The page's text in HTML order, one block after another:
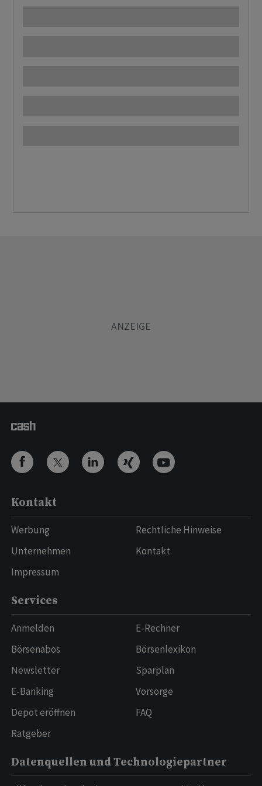
Kontakt
Werbung
Unternehmen
Impressum
Rechtliche Hinweise
Kontakt
Services
Anmelden
Börsenabos
Newsletter
E-Banking
Depot eröffnen
Ratgeber
E-Rechner
Börsenlexikon
Sparplan
Vorsorge
FAQ
Datenquellen und Technologiepartner